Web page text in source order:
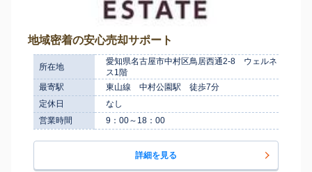
地域密着の安心売却サポート
所在地
愛知県名古屋市中村区鳥居西通2-8 ウェルネ
ス1階
最寄駅
東山線 中村公園駅 徒歩7分
定休日
なし
営業時間
9：00～18：00
詳細を見る